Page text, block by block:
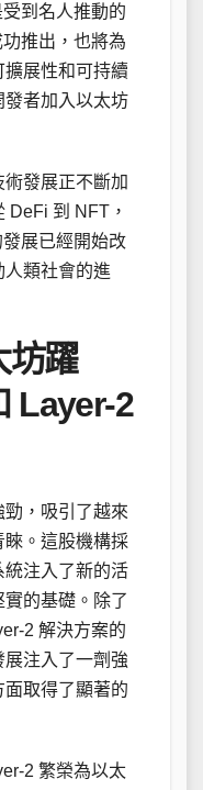
到名人推動的
推出，也將為
展性和可持續
者加入以太坊
發展正不斷加
DeFi 到 NFT，
展已經開始改
人類社會的進
坊躍
Layer-2
，吸引了越來
。這股機構採
統注入了新的活
的基礎。除了
2 解決方案的
注入了一劑強
取得了顯著的
2 繁榮為以太